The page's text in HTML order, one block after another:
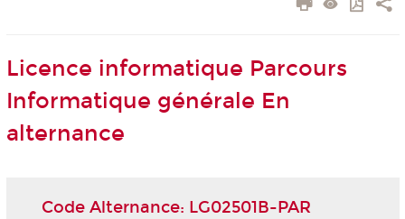
Licence informatique Parcours
Informatique générale En
alternance
Code Alternance: LG02501B-PAR